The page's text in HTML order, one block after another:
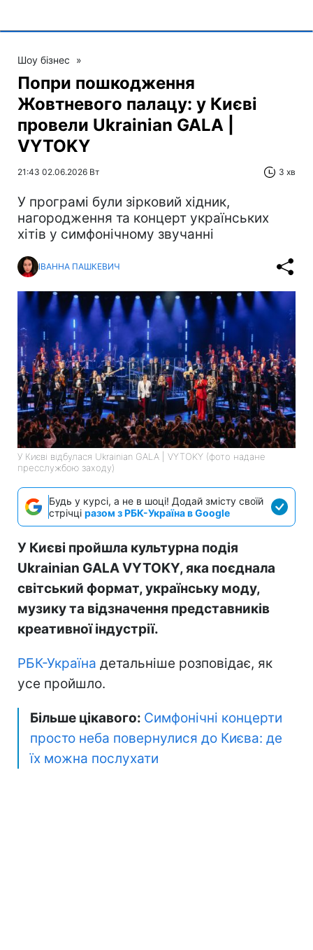
Шоу бізнес »
Попри пошкодження
Жовтневого палацу: у Києві
провели Ukrainian GALA |
VYTOKY
21:43 02.06.2026 Вт 3 хв
У програмі були зірковий хідник,
нагородження та концерт українських
хітів у симфонічному звучанні
ІВАННА ПАШКЕВИЧ
У Києві відбулася Ukrainian GALA | VYTOKY (фото надане
пресслужбою заходу)
Будь у курсі, а не в шоці! Додай змісту своїй
стрічці разом з РБК-Україна в Google
У Києві пройшла культурна подія
Ukrainian GALA VYTOKY, яка поєднала
світський формат, українську моду,
музику та відзначення представників
креативної індустрії.
РБК-Україна детальніше розповідає, як
усе пройшло.
Більше цікавого: Симфонічні концерти
просто неба повернулися до Києва: де
їх можна послухати